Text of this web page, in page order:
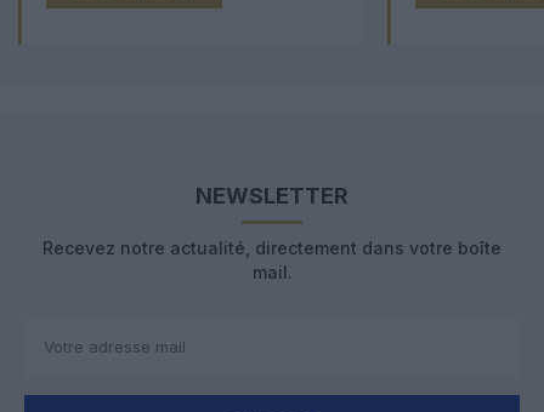
NEWSLETTER
Recevez notre actualité, directement dans votre boîte
mail.